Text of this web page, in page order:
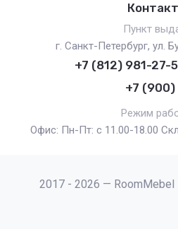
Пункт
г. Санкт-Петербург, ул.
+7 (812) 981-27-
+7
Режим
Офис: Пн-Пт: с 11.00-18.00
2017 - 2026 — RoomMebel